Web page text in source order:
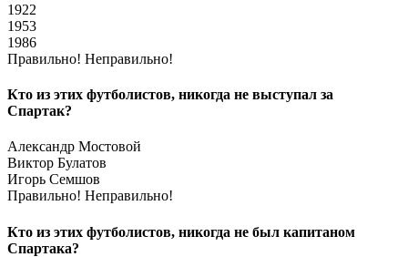
1922
1953
1986
Правильно! Неправильно!
Кто из этих футболистов, никогда не выступал за
Спартак?
Александр Мостовой
Виктор Булатов
Игорь Семшов
Правильно! Неправильно!
Кто из этих футболистов, никогда не был капитаном
Спартака?